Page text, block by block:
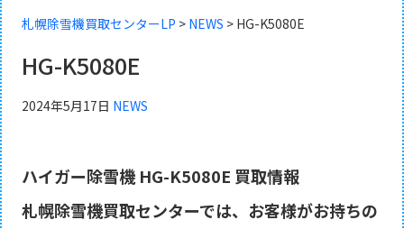
札幌除雪機買取センターLP > NEWS > HG-K5080E
HG-K5080E
2024年5月17日 NEWS
ハイガー除雪機 HG-K5080E 買取情報
札幌除雪機買取センターでは、お客様がお持ちの